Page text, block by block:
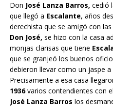
Don José Lanza Barros, cedió
que llegó a Escalante, años
derechista que se amigó con
Don José, se hizo con la casa
monjas clarisas que tiene
que se granjeó los buenos
debieron llevar como un jaspe
Precisamente a esa casa
1936varios contendientes con
José Lanza Barros los